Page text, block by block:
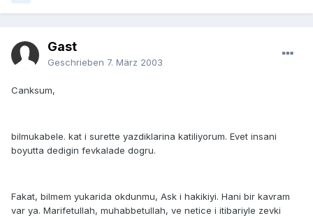
Gast
Geschrieben 7. März 2003
Canksum,
bilmukabele. kat i surette yazdiklarina katiliyorum. Evet insani
boyutta dedigin fevkalade dogru.
Fakat, bilmem yukarida okdunmu, Ask i hakikiyi. Hani bir kavram
var ya. Marifetullah, muhabbetullah, ve netice i itibariyle zevki